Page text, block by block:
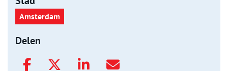
Amsterdam
Delen